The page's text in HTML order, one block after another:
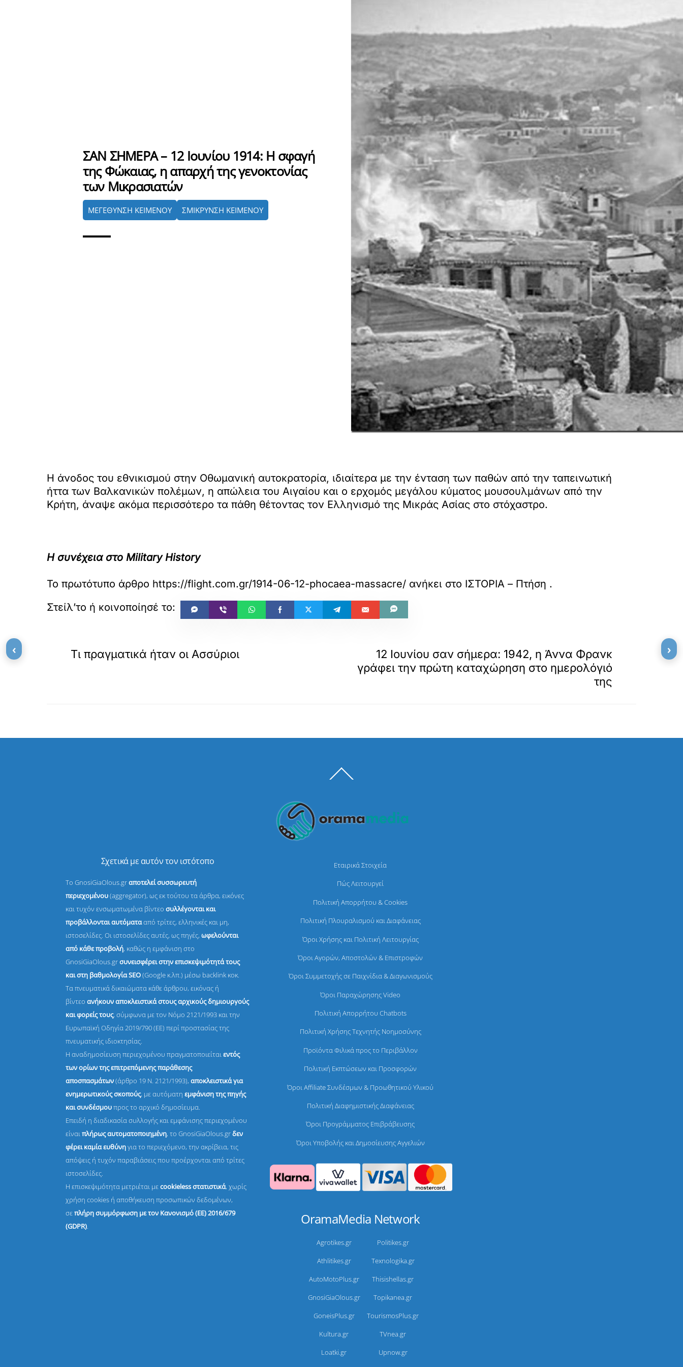
ΣΑΝ ΣΗΜΕΡΑ – 12 Ιουνίου 1914: H σφαγή
της Φώκαιας, η απαρχή της γενοκτονίας
των Μικρασιατών
ΜΕΓΕΘΥΝΣΗ ΚΕΙΜΕΝΟΥ ΣΜΙΚΡΥΝΣΗ ΚΕΙΜΕΝΟΥ
Η άνοδος του εθνικισμού στην Οθωμανική αυτοκρατορία, ιδιαίτερα με την ένταση των παθών από την ταπεινωτική
ήττα των Βαλκανικών πολέμων, η απώλεια του Αιγαίου και ο ερχομός μεγάλου κύματος μουσουλμάνων από την
Κρήτη, άναψε ακόμα περισσότερο τα πάθη θέτοντας τον Ελληνισμό της Μικράς Ασίας στο στόχαστρο.
Η συνέχεια στο Military History
Το πρωτότυπο άρθρο https://flight.com.gr/1914-06-12-phocaea-massacre/ ανήκει στο ΙΣΤΟΡΙΑ – Πτήση .
Τι πραγματικά ήταν οι Ασσύριοι
12 Ιουνίου σαν σήμερα: 1942, η Άννα Φρανκ
γράφει την πρώτη καταχώρηση στο ημερολόγιό
της
To
Σχετικά με αυτόν τον ιστότοπο
Το GnosiGiaOlous.grαποτελεί συσσωρευτή
περιεχομένου(aggregator), ως εκ τούτου τα άρθρα, εικόνες
και τυχόν ενσωματωμένα βίντεοσυλλέγονται και
προβάλλονται αυτόματααπό τρίτες, ελληνικές και μη,
ιστοσελίδες. Οι ιστοσελίδες αυτές, ως πηγές,ωφελούνται
από κάθε προβολή, καθώς η εμφάνιση στο
GnosiGiaOlous.grσυνεισφέρει στην επισκεψιμότητά τους
και στη βαθμολογία SEO(Google κ.λπ.) μέσω backlink κοκ.
Τα πνευματικά δικαιώματα κάθε άρθρου, εικόνας ή
βίντεοανήκουν αποκλειστικά στους αρχικούς δημιουργούς
και φορείς τους, σύμφωνα με τον Νόμο 2121/1993 και την
Ευρωπαϊκή Οδηγία 2019/790 (ΕΕ) περί προστασίας της
πνευματικής ιδιοκτησίας.
Η αναδημοσίευση περιεχομένου πραγματοποιείταιεντός
των ορίων της επιτρεπόμενης παράθεσης
αποσπασμάτων(άρθρο 19 Ν. 2121/1993), αποκλειστικά για
ενημερωτικούς σκοπούς, με αυτόματηεμφάνιση της πηγής
και συνδέσμουπρος το αρχικό δημοσίευμα.
Επειδή η διαδικασία συλλογής και εμφάνισης περιεχομένου
είναιπλήρως αυτοματοποιημένη, το GnosiGiaOlous.grδεν
φέρει καμία ευθύνηγια το περιεχόμενο, την ακρίβεια, τις
απόψεις ή τυχόν παραβιάσεις που προέρχονται από τρίτες
ιστοσελίδες.
Η επισκεψιμότητα μετριέται μεcookieless στατιστικά, χωρίς
χρήση cookies ή αποθήκευση προσωπικών δεδομένων,
σεπλήρη συμμόρφωση με τον Κανονισμό (ΕΕ) 2016/679
(GDPR).
Εταιρικά Στοιχεία
Πώς Λειτουργεί
Πολιτική Απορρήτου & Cookies
Πολιτική Πλουραλισμού και Διαφάνειας
Όροι Χρήσης και Πολιτική Λειτουργίας
Όροι Αγορών, Αποστολών & Επιστροφών
Όροι Συμμετοχής σε Παιχνίδια & Διαγωνισμούς
Όροι Παραχώρησης Video
Πολιτική Απορρήτου Chatbots
Πολιτική Χρήσης Τεχνητής Νοημοσύνης
Προϊόντα Φιλικά προς το Περιβάλλον
Πολιτική Εκπτώσεων και Προσφορών
Όροι Affiliate Συνδέσμων & Προωθητικού Υλικού
Πολιτική Διαφημιστικής Διαφάνειας
Όροι Προγράμματος Επιβράβευσης
Όροι Υποβολής και Δημοσίευσης Αγγελιών
OramaMedia Network
Agrotikes.gr
Politikes.gr
Athlitikes.gr
Texnologika.gr
AutoMotoPlus.gr
Thisishellas.gr
GnosiGiaOlous.gr
Topikanea.gr
GoneisPlus.gr
TourismosPlus.gr
Kultura.gr
TVnea.gr
Loatki.gr
Upnow.gr
‹ ›